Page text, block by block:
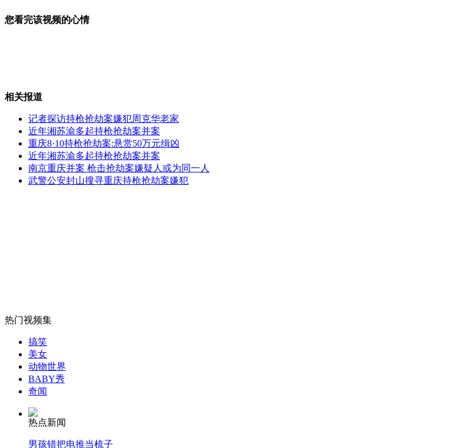
女子网吧遭猥亵 男友专心游戏未发觉
两壮男江中溺水 62岁大妈跳江救出
外交部：反对强权政治霸凌主义
外交部：有关国家言论片面不公正
您看完该视频的心情
相关报道
记者探访持枪抢劫案嫌犯周克华老家
近年湘苏渝多起持枪抢劫案并案
重庆8·10持枪抢劫案:悬赏50万元缉凶
近年湘苏渝多起持枪抢劫案并案
南京重庆并案 枪击抢劫案嫌疑人或为同一人
武警公安封山搜寻重庆持枪抢劫案嫌犯
热门视频集
搞笑
美女
动物世界
BABY秀
奇闻
热点新闻
男孩错把电推当梳子